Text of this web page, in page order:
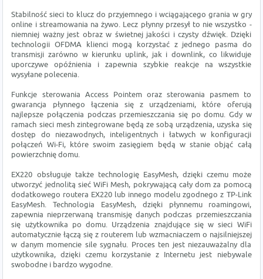
Stabilność sieci to klucz do przyjemnego i wciągającego grania w gry
online i streamowania na żywo. Lecz płynny przesył to nie wszystko -
niemniej ważny jest obraz w świetnej jakości i czysty dźwięk. Dzięki
technologii OFDMA klienci mogą korzystać z jednego pasma do
transmisji zarówno w kierunku uplink, jak i downlink, co likwiduje
uporczywe opóźnienia i zapewnia szybkie reakcje na wszystkie
wysyłane polecenia.
Funkcje sterowania Access Pointem oraz sterowania pasmem to
gwarancja płynnego łączenia się z urządzeniami, które oferują
najlepsze połączenia podczas przemieszczania się po domu. Gdy w
ramach sieci mesh zintegrowane będą ze sobą urządzenia, uzyska się
dostęp do niezawodnych, inteligentnych i łatwych w konfiguracji
połączeń Wi-Fi, które swoim zasięgiem będą w stanie objąć całą
powierzchnię domu.
EX220 obsługuje także technologię EasyMesh, dzięki czemu może
utworzyć jednolitą sieć WiFi Mesh, pokrywającą cały dom za pomocą
dodatkowego routera EX220 lub innego modelu zgodnego z TP-Link
EasyMesh. Technologia EasyMesh, dzięki płynnemu roamingowi,
zapewnia nieprzerwaną transmisję danych podczas przemieszczania
się użytkownika po domu. Urządzenia znajdujące się w sieci WiFi
automatycznie łączą się z routerem lub wzmacniaczem o najsilniejszej
w danym momencie sile sygnału. Proces ten jest niezauważalny dla
użytkownika, dzięki czemu korzystanie z Internetu jest niebywale
swobodne i bardzo wygodne.